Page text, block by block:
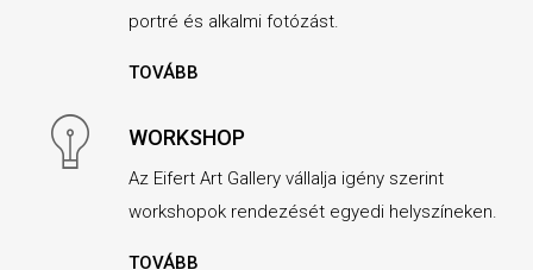
portré és alkalmi fotózást.
TOVÁBB
WORKSHOP
Az Eifert Art Gallery vállalja igény szerint
workshopok rendezését egyedi helyszíneken.
TOVÁBB